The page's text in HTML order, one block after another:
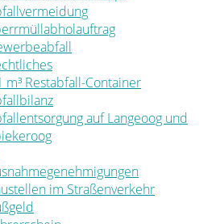
m³ Restabfall-Container
auf Langeoog und
im Straßenverkehr